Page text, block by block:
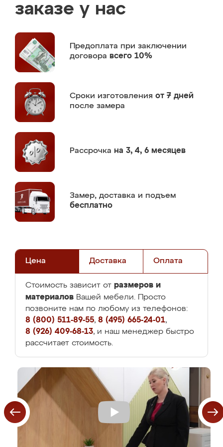
заказе у нас
Предоплата при заключении
договора всего 10%
Сроки изготовления от 7 дней
после замера
Рассрочка на 3, 4, 6 месяцев
Замер, доставка и подъем
бесплатно
Цена Доставка Оплата
Стоимость зависит от размеров и
материалов Вашей мебели. Просто
позвоните нам по любому из телефонов:
8 (800) 511-89-55, 8 (495) 665-24-01,
8 (926) 409-68-13, и наш менеджер быстро
рассчитает стоимость.